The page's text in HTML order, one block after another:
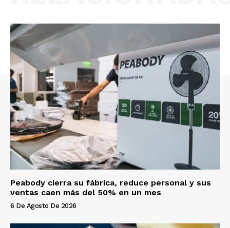
Peabody cierra su fábrica, reduce personal y sus
ventas caen más del 50% en un mes
6 De Agosto De 2026